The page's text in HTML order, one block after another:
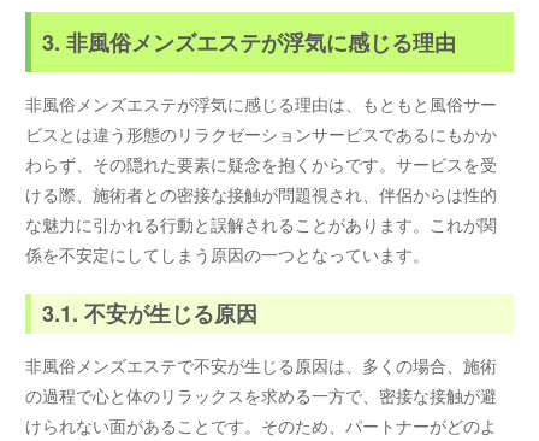
3. 非風俗メンズエステが浮気に感じる理由
非風俗メンズエステが浮気に感じる理由は、もともと風俗サー
ビスとは違う形態のリラクゼーションサービスであるにもかか
わらず、その隠れた要素に疑念を抱くからです。サービスを受
ける際、施術者との密接な接触が問題視され、伴侶からは性的
な魅力に引かれる行動と誤解されることがあります。これが関
係を不安定にしてしまう原因の一つとなっています。
3.1. 不安が生じる原因
非風俗メンズエステで不安が生じる原因は、多くの場合、施術
の過程で心と体のリラックスを求める一方で、密接な接触が避
けられない面があることです。そのため、パートナーがどのよ